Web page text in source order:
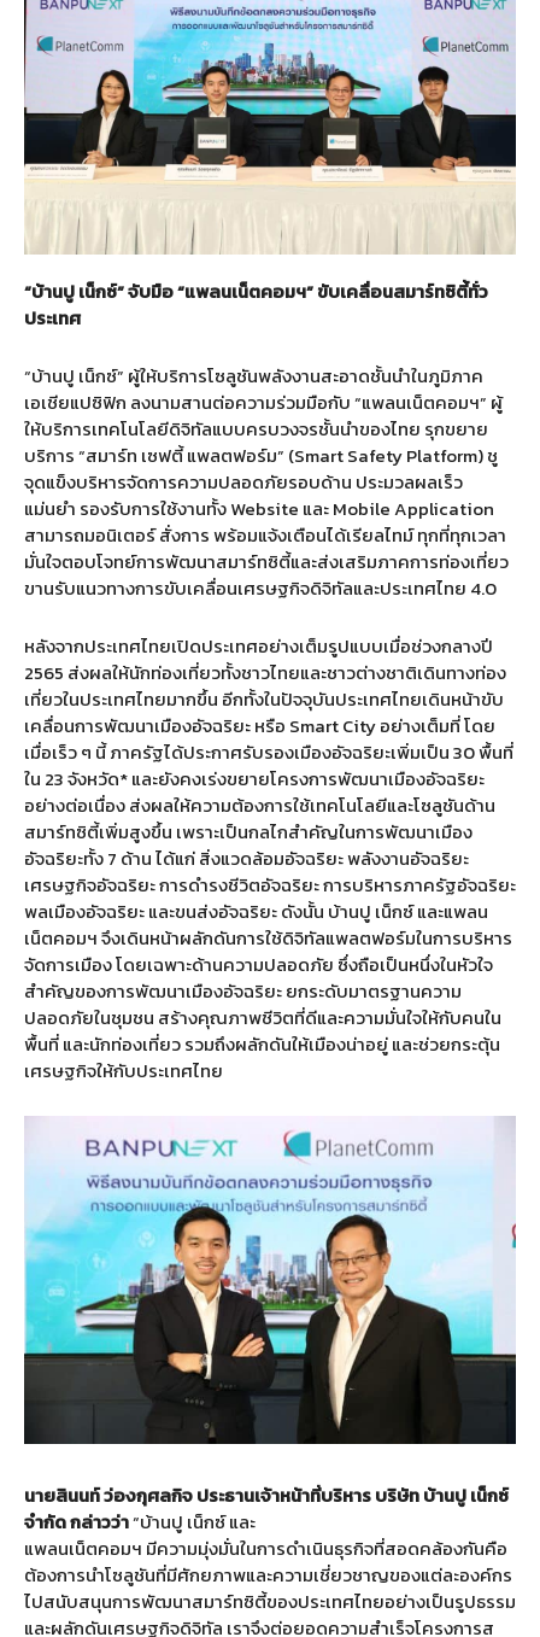
“บ้านปู เน็กซ์” จับมือ “แพลนเน็ตคอมฯ” ขับเคลื่อนสมาร์ทซิตี้ทั่ว
ประเทศ
“บ้านปู เน็กซ์” ผู้ให้บริการโซลูชันพลังงานสะอาดชั้นนำในภูมิภาค
เอเชียแปซิฟิก ลงนามสานต่อความร่วมมือกับ “แพลนเน็ตคอมฯ” ผู้
ให้บริการเทคโนโลยีดิจิทัลแบบครบวงจรชั้นนำของไทย รุกขยาย
บริการ “สมาร์ท เซฟตี้ แพลตฟอร์ม” (Smart Safety Platform) ชู
จุดแข็งบริหารจัดการความปลอดภัยรอบด้าน ประมวลผลเร็ว
แม่นยำ รองรับการใช้งานทั้ง Website และ Mobile Application
สามารถมอนิเตอร์ สั่งการ พร้อมแจ้งเตือนได้เรียลไทม์ ทุกที่ทุกเวลา
มั่นใจตอบโจทย์การพัฒนาสมาร์ทซิตี้และส่งเสริมภาคการท่องเที่ยว
ขานรับแนวทางการขับเคลื่อนเศรษฐกิจดิจิทัลและประเทศไทย 4.0
หลังจากประเทศไทยเปิดประเทศอย่างเต็มรูปแบบเมื่อช่วงกลางปี
2565 ส่งผลให้นักท่องเที่ยวทั้งชาวไทยและชาวต่างชาติเดินทางท่อง
เที่ยวในประเทศไทยมากขึ้น อีกทั้งในปัจจุบันประเทศไทยเดินหน้าขับ
เคลื่อนการพัฒนาเมืองอัจฉริยะ หรือ Smart City อย่างเต็มที่ โดย
เมื่อเร็ว ๆ นี้ ภาครัฐได้ประกาศรับรองเมืองอัจฉริยะเพิ่มเป็น 30 พื้นที่
ใน 23 จังหวัด* และยังคงเร่งขยายโครงการพัฒนาเมืองอัจฉริยะ
อย่างต่อเนื่อง ส่งผลให้ความต้องการใช้เทคโนโลยีและโซลูชันด้าน
สมาร์ทซิตี้เพิ่มสูงขึ้น เพราะเป็นกลไกสำคัญในการพัฒนาเมือง
อัจฉริยะทั้ง 7 ด้าน ได้แก่ สิ่งแวดล้อมอัจฉริยะ พลังงานอัจฉริยะ
เศรษฐกิจอัจฉริยะ การดำรงชีวิตอัจฉริยะ การบริหารภาครัฐอัจฉริยะ
พลเมืองอัจฉริยะ และขนส่งอัจฉริยะ ดังนั้น บ้านปู เน็กซ์ และแพลน
เน็ตคอมฯ จึงเดินหน้าผลักดันการใช้ดิจิทัลแพลตฟอร์มในการบริหาร
จัดการเมือง โดยเฉพาะด้านความปลอดภัย ซึ่งถือเป็นหนึ่งในหัวใจ
สำคัญของการพัฒนาเมืองอัจฉริยะ ยกระดับมาตรฐานความ
ปลอดภัยในชุมชน สร้างคุณภาพชีวิตที่ดีและความมั่นใจให้กับคนใน
พื้นที่ และนักท่องเที่ยว รวมถึงผลักดันให้เมืองน่าอยู่ และช่วยกระตุ้น
เศรษฐกิจให้กับประเทศไทย
นายสินนท์ ว่องกุศลกิจ ประธานเจ้าหน้าที่บริหาร บริษัท บ้านปู เน็กซ์
จำกัด กล่าวว่า“บ้านปู เน็กซ์ และ
แพลนเน็ตคอมฯ มีความมุ่งมั่นในการดำเนินธุรกิจที่สอดคล้องกันคือ
ต้องการนำโซลูชันที่มีศักยภาพและความเชี่ยวชาญของแต่ละองค์กร
ไปสนับสนุนการพัฒนาสมาร์ทซิตี้ของประเทศไทยอย่างเป็นรูปธรรม
และผลักดันเศรษฐกิจดิจิทัล เราจึงต่อยอดความสำเร็จโครงการส